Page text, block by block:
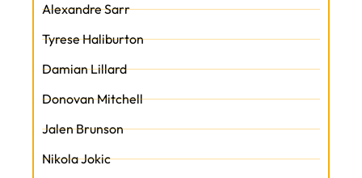
Alexandre Sarr
Tyrese Haliburton
Damian Lillard
Donovan Mitchell
Jalen Brunson
Nikola Jokic